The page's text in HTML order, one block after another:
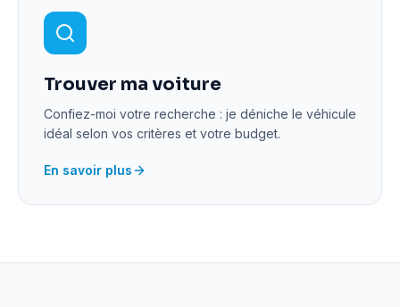
Trouver ma voiture
Confiez-moi votre recherche : je déniche le véhicule
idéal selon vos critères et votre budget.
En savoir plus